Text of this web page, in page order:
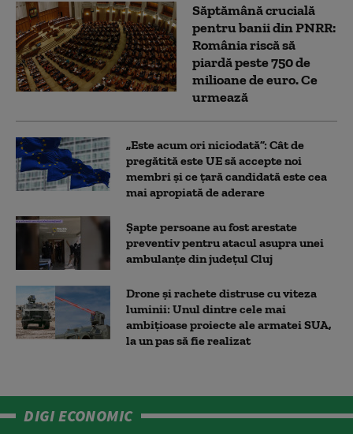
Săptămână crucială
pentru banii din PNRR:
România riscă să
piardă peste 750 de
milioane de euro. Ce
urmează
„Este acum ori niciodată”: Cât de
pregătită este UE să accepte noi
membri și ce țară candidată este cea
mai apropiată de aderare
Șapte persoane au fost arestate
preventiv pentru atacul asupra unei
ambulanțe din județul Cluj
Drone și rachete distruse cu viteza
luminii: Unul dintre cele mai
ambițioase proiecte ale armatei SUA,
la un pas să fie realizat
DIGI ECONOMIC